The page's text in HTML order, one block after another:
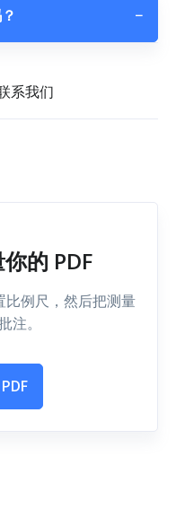
−
系我们
的 PDF
比例尺，然后把测量
注。